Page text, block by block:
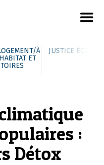
À
ET
JUSTICE
:
Détox